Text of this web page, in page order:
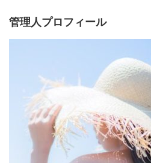
管理人プロフィール